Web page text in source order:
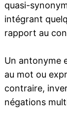
quasi-
intégrant
rapport au
Un antonyme
au mot ou
contraire,
négations